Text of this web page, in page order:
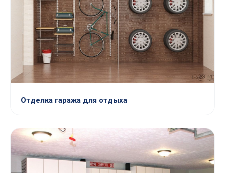
Отделка гаража для отдыха